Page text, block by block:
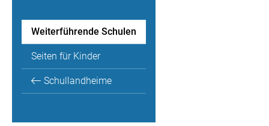
Weiterführende Schulen
Seiten für Kinder
Schullandheime